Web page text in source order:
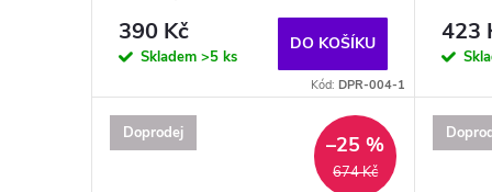
390 Kč
Skladem >5 ks
DO KOŠÍKU
Kód:DPR-004-1
423
Doprodej
674 Kč
–25 %